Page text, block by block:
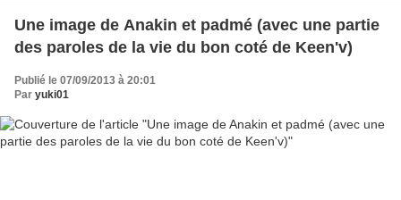
Une image de Anakin et padmé (avec une partie
des paroles de la vie du bon coté de Keen'v)
Publié le 07/09/2013 à 20:01
Par yuki01